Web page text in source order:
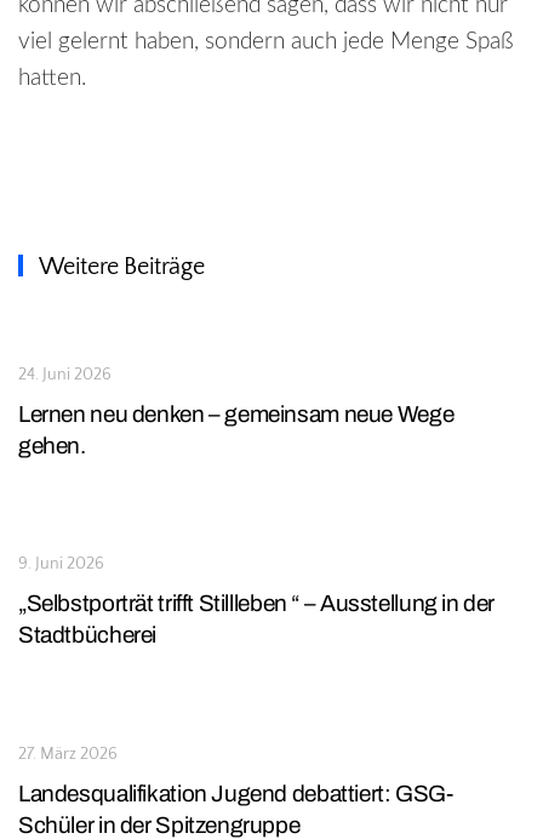
können wir abschließend sagen, dass wir nicht nur
viel gelernt haben, sondern auch jede Menge Spaß
hatten.
Weitere Beiträge
24. Juni 2026
Lernen neu denken – gemeinsam neue Wege
gehen.
9. Juni 2026
„Selbstporträt trifft Stillleben “ – Ausstellung in der
Stadtbücherei
27. März 2026
Landesqualifikation Jugend debattiert: GSG-
Schüler in der Spitzengruppe